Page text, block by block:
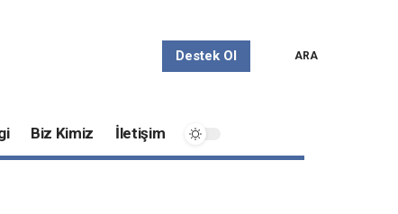
Destek Ol ARA
Biz Kimiz İletişim